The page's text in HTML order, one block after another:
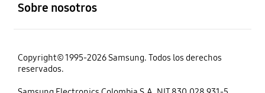
Sobre nosotros
Copyright© 1995-2026 Samsung. Todos los derechos
reservados.